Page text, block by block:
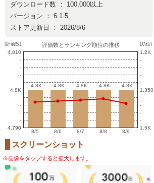
ダウンロード数 ： 100,000以上
バージョン ： 6.1.5
ストア更新日 ： 2026/8/6
(評価数)
4,810
-
-
-
-
4.8K
-
-
-
-
4,790
評価数とランキング順位の推移
4.8K
4.8K 4.8K
4.8K 4.8K
4.8K 4.8K
4.8K 4.8K
4.8K
8/5 8/6 8/7 8/8 8/9
(順位)
1.2K
-
-
-
-
1,350
-
-
-
-
1.5K
スクリーンショット
※画像をタップすると拡大します。